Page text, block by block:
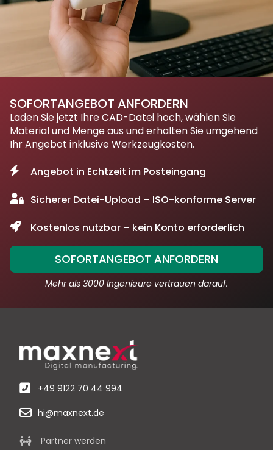
SOFORTANGEBOT ANFORDERN
Laden Sie jetzt Ihre CAD-Datei hoch, wählen Sie
Material und Menge aus und erhalten Sie umgehend
Ihr Angebot inklusive Werkzeugkosten.
Angebot in Echtzeit im Posteingang
Sicherer Datei-Upload – ISO-konforme Server
Kostenlos nutzbar – kein Konto erforderlich
SOFORTANGEBOT ANFORDERN
Mehr als 3000 Ingenieure vertrauen darauf.
+49 9122 70 44 994
hi@maxnext.de
Partner werden